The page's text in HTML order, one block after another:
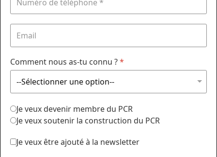
Comment nous as-tu connu ?*
Je veux devenir membre du PCR
Je veux soutenir la construction du PCR
Je veux être ajouté à la newsletter